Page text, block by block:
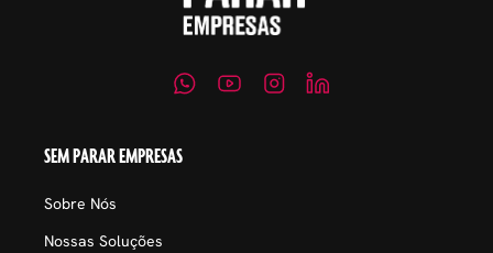
SEM PARAR EMPRESAS
Sobre Nós
Nossas Soluções